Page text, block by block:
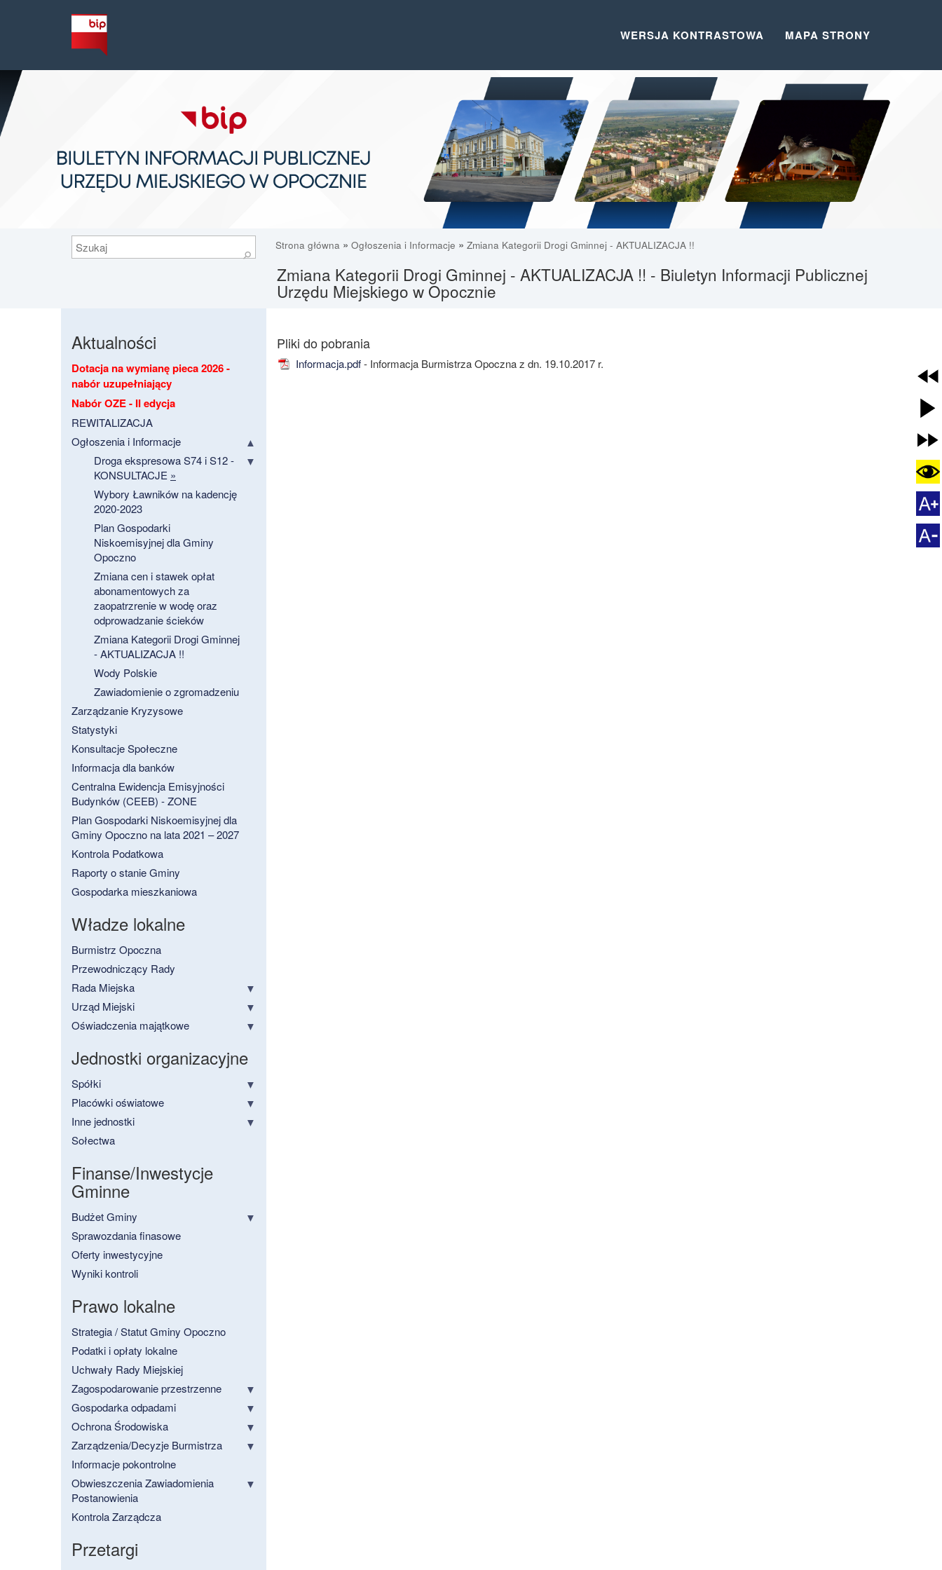
WERSJA KONTRASTOWA MAPA STRONY
Szukaj
⚲
Strona główna » Ogłoszenia i Informacje » Zmiana Kategorii Drogi Gminnej - AKTUALIZACJA !!
Zmiana Kategorii Drogi Gminnej - AKTUALIZACJA !! - Biuletyn Informacji Publicznej
Urzędu Miejskiego w Opocznie
Aktualności
Dotacja na wymianę pieca 2026 -
nabór uzupełniający
Nabór OZE - II edycja
REWITALIZACJA
Ogłoszenia i Informacje
Droga ekspresowa S74 i S12 -
KONSULTACJE »
Wybory Ławników na kadencję
2020-2023
Plan Gospodarki
Niskoemisyjnej dla Gminy
Opoczno
Zmiana cen i stawek opłat
abonamentowych za
zaopatrzrenie w wodę oraz
odprowadzanie ścieków
Zmiana Kategorii Drogi Gminnej
- AKTUALIZACJA !!
Wody Polskie
Zawiadomienie o zgromadzeniu
Zarządzanie Kryzysowe
Statystyki
Konsultacje Społeczne
Informacja dla banków
Centralna Ewidencja Emisyjności
Budynków (CEEB) - ZONE
Plan Gospodarki Niskoemisyjnej dla
Gminy Opoczno na lata 2021 – 2027
Kontrola Podatkowa
Raporty o stanie Gminy
Gospodarka mieszkaniowa
Władze lokalne
Burmistrz Opoczna
Przewodniczący Rady
Rada Miejska
Urząd Miejski
Oświadczenia majątkowe
Jednostki organizacyjne
Spółki
Placówki oświatowe
Inne jednostki
Sołectwa
Finanse/Inwestycje
Gminne
Budżet Gminy
Sprawozdania finasowe
Oferty inwestycyjne
Wyniki kontroli
Prawo lokalne
Strategia / Statut Gminy Opoczno
Podatki i opłaty lokalne
Uchwały Rady Miejskiej
Zagospodarowanie przestrzenne
Gospodarka odpadami
Ochrona Środowiska
Zarządzenia/Decyzje Burmistrza
Informacje pokontrolne
Obwieszczenia Zawiadomienia
Postanowienia
Kontrola Zarządcza
Przetargi
Informacja.pdf - Informacja Burmistrza Opoczna z dn. 19.10.2017 r.